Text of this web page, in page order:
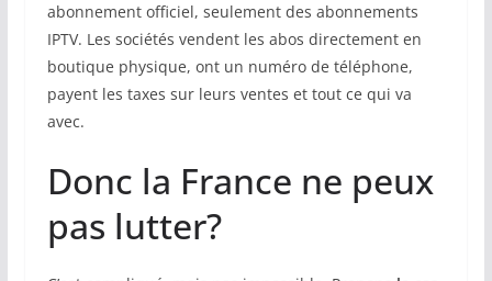
abonnement officiel, seulement des abonnements
IPTV. Les sociétés vendent les abos directement en
boutique physique, ont un numéro de téléphone,
payent les taxes sur leurs ventes et tout ce qui va
avec.
Donc la France ne peux
pas lutter?